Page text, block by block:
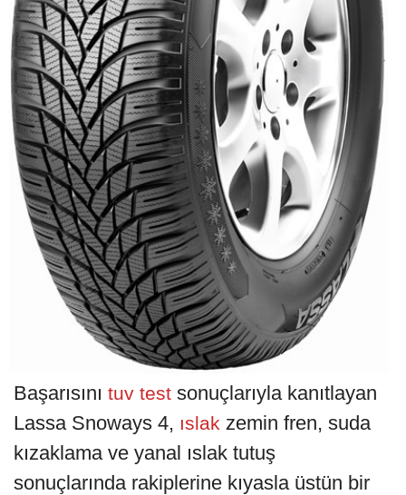
Başarısını tuv test sonuçlarıyla kanıtlayan
Lassa Snoways 4, ıslak zemin fren, suda
kızaklama ve yanal ıslak tutuş
sonuçlarında rakiplerine kıyasla üstün bir